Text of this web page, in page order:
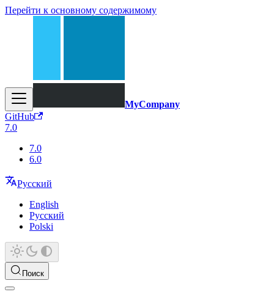
Перейти к основному содержимому
MyCompany
GitHub
7.0
7.0
6.0
Русский
English
Русский
Polski
Поиск